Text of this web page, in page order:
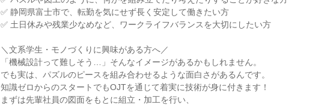
✅ 静岡県富士市で、転勤を気にせず長く安定して働きたい方
✅ 土日休みや残業少なめなど、ワークライフバランスを大切にしたい方
＼文系学生・モノづくりに興味がある方へ／
「機械設計って難しそう…」そんなイメージがあるかもしれません。
でも実は、パズルのピースを組み合わせるような面白さがあるんです。
知識ゼロからのスタートでもOJTを通じて着実に技術が身に付きます！
まずは先輩社員の図面をもとに組立・加工を行い、